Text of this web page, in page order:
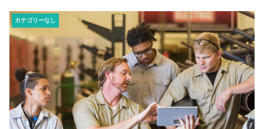
カテゴリーなし